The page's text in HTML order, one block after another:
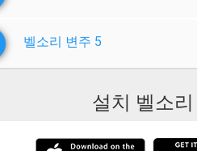
벨소리 변주 5
설치 벨소리